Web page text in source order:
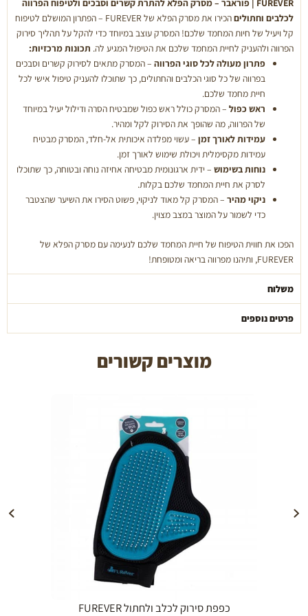
FUREVER | פוראבר – מסרק הפלא להתרת קשרים וסבכים ולטיפוח הפרווה
לכלבים וחתולים
הכירו את מסרק הפלא של FUREVER – הפתרון המושלם לטיפוח
קל ויעיל של חיות המחמד שלכם! המסרק עוצב במיוחד כדי להקל על תהליך סירוק
הפרווה ולהעניק לחיית המחמד שלכם את הטיפול המגיע לה. תכונות מרכזיות:
פתרון מעולה לכל סוגי הפרווה – המסרק מתאים לסירוק קשרים וסבכים
בפרווה של כל סוגי הכלבים והחתולים, כך שתוכלו להעניק טיפול אישי לכל
חיית מחמד שלכם.
ראש כפול – המסרק כולל ראש כפול שמבטיח הסרה ודילול יעיל במיוחד
של הפרווה, מה שהופך את הסירוק לקל ומהיר.
עמידות לאורך זמן – עשוי מפלדה איכותית אל-חלד, המסרק מבטיח
עמידות מקסימלית ויכולת שימוש לאורך זמן.
נוחות בשימוש – ידית ארגונומית מבטיחה אחיזה נוחה ובטוחה, כך שתוכלו
לסרק את חיית המחמד שלכם בקלות.
ניקוי מהיר – המסרק קל מאוד לניקוי, פשוט הסירו את השיער שהצטבר
כדי לשמור על המוצר במצב מצוין.
הפכו את חווית הטיפוח של חיית המחמד שלכם לנעימה עם מסרק הפלא של
FUREVER, ותיהנו מפרווה בריאה ומטופחת!
משלוח
פרטים נוספים
מוצרים קשורים
הוספה לעגלה
כפפת סירוק לכלב ולחתול FUREVER